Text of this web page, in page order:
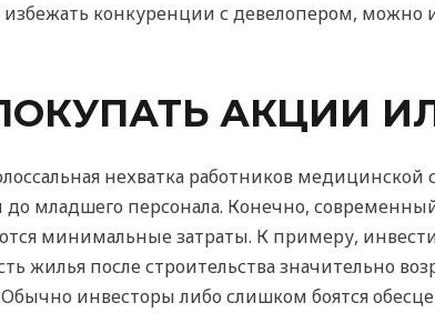
конкуренции с девелопером, можно
АКЦИИ
нехватка работников медицинской
младшего персонала. Конечно,
минимальные затраты. К примеру,
жилья после строительства значительно
инвесторы либо слишком боятся